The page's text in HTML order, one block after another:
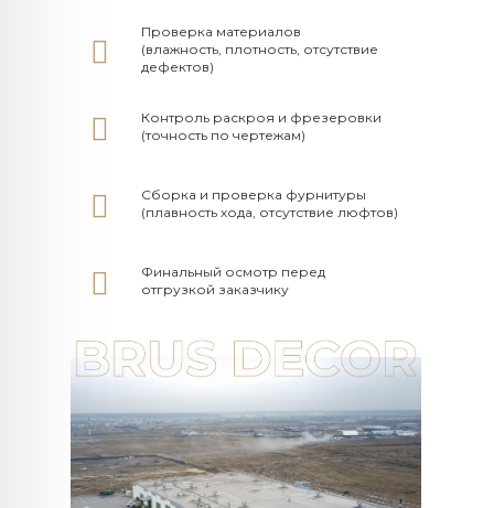
Проверка материалов
(влажность, плотность, отсутствие
дефектов)
Контроль раскроя и фрезеровки
(точность по чертежам)
Сборка и проверка фурнитуры
(плавность хода, отсутствие люфтов)
Финальный осмотр перед
отгрузкой заказчику